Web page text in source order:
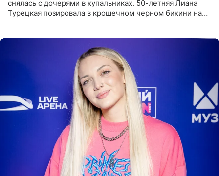
снялась с дочерями в купальниках. 50-летняя Лиана
Турецкая позировала в крошечном черном бикини на